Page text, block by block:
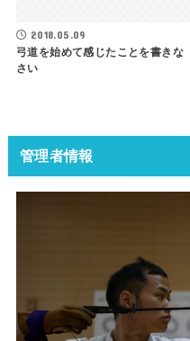
2018.05.09
弓道を始めて感じたことを書きな
さい
管理者情報